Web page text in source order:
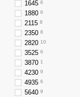
1645 6
1880 6
2115 8
2350 8
2820 10
3525 6
3870 1
4230 9
4935 6
5640 9